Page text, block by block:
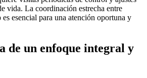
vida. La coordinación estrecha entre
esencial para una atención oportuna y
de un enfoque integral y